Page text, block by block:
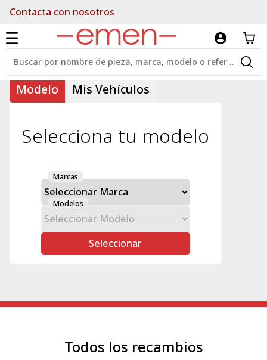
Contacta con nosotros
Modelo Mis Vehículos
Selecciona tu modelo
Marcas
Modelos
Seleccionar
Todos los recambios